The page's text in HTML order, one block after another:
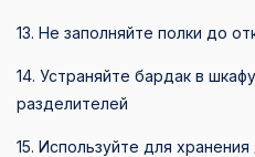
13. Не заполняйте полки до
14. Устраняйте бардак в
разделителей
15. Используйте для